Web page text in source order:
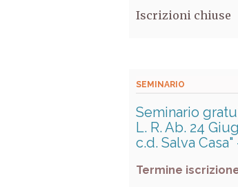
Iscrizioni chiuse
SEMINARIO
Seminario
L. R. Ab. 24
c.d. Salva
Termine